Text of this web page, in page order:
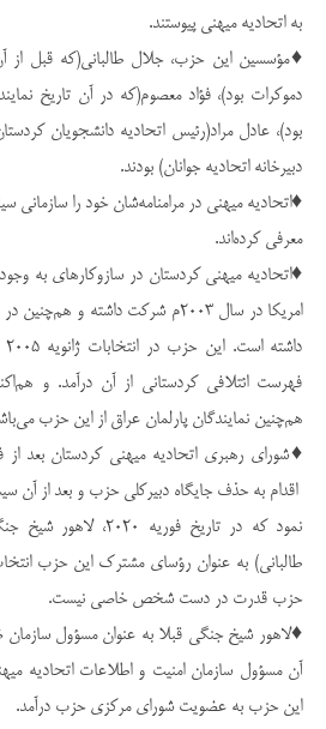
به اتحادیه میهنی پیوستند.
♦️مؤسسین این حزب، جلال طالبانی(که قبل از
دموکرات بود)، فؤاد معصوم(که در آن تاریخ
بود)، عادل مراد(رئیس اتحادیه دانشجویان
دبیرخانه اتحادیه جوانان) بودند.
♦️اتحادیه میهنی در مرامنامه‌شان خود را سازمانی
معرفی کرده‌اند.
♦️اتحادیه میهنی کردستان در سازوکارهای به
امریکا در سال ۲۰۰۳م شرکت داشته و
فهرست ائتلافی کردستانی از آن درآمد. و
هم‌چنین نمایندگان پارلمان عراق از این حزب
اقدام به حذف جایگاه دبیرکلی حزب و بعد از آن
نمود که در تاریخ فوریه
طالبانی) به عنوان رؤسای مشترک این حزب
حزب قدرت در دست شخص خاصی نیست.
♦️لاهور شیخ جنگی قبلا به عنوان مسؤول سازمان
آن مسؤول سازمان امنیت و اطلاعات اتحادیه
این حزب به عضویت شورای مرکزی حزب درآمد.